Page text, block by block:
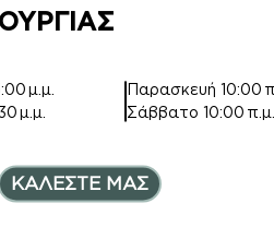
μ.μ.
μ.μ.
Παρασκευή 10:00
Σάββατο 10:00
ΚΑΛΕΣΤΕ ΜΑΣ